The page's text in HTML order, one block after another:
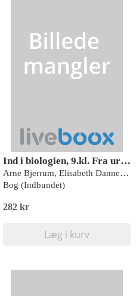
Ind i biologien, 9.kl. Fra ursuppe til functional food, Elevbog - 9. klasse
Arne Bjerrum, Elisabeth Dannesboe, Finn Sandby Hansen, Mogens Riis
Bog (Indbundet)
282 kr
Læg i kurv